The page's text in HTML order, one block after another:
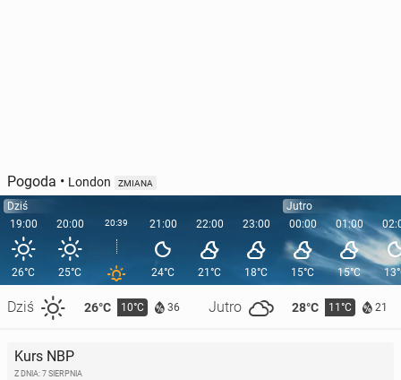
Pogoda • London ZMIANA
Dziś
19:00
26°C
Dziś 26°C 10°C 36 Jutro 28°C 11°C 21
20:00
25°C
20:39 21:00
24°C
22:00
21°C
23:00
18°C
Jutro
00:00
15°C
01:00
15°C
Kurs NBP
Z DNIA: 7 SIERPNIA